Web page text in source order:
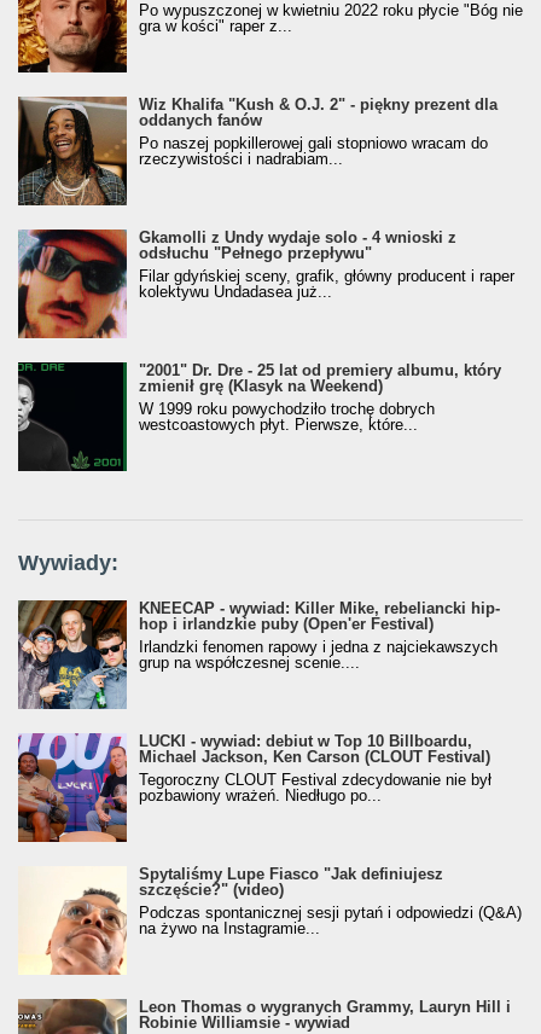
Po wypuszczonej w kwietniu 2022 roku płycie "Bóg nie
gra w kości" raper z...
Wiz Khalifa "Kush & O.J. 2" - piękny prezent dla
oddanych fanów
Po naszej popkillerowej gali stopniowo wracam do
rzeczywistości i nadrabiam...
Gkamolli z Undy wydaje solo - 4 wnioski z
odsłuchu "Pełnego przepływu"
Filar gdyńskiej sceny, grafik, główny producent i raper
kolektywu Undadasea już...
"2001" Dr. Dre - 25 lat od premiery albumu, który
zmienił grę (Klasyk na Weekend)
W 1999 roku powychodziło trochę dobrych
westcoastowych płyt. Pierwsze, które...
Wywiady:
KNEECAP - wywiad: Killer Mike, rebeliancki hip-
hop i irlandzkie puby (Open'er Festival)
Irlandzki fenomen rapowy i jedna z najciekawszych
grup na współczesnej scenie....
LUCKI - wywiad: debiut w Top 10 Billboardu,
Michael Jackson, Ken Carson (CLOUT Festival)
Tegoroczny CLOUT Festival zdecydowanie nie był
pozbawiony wrażeń. Niedługo po...
Spytaliśmy Lupe Fiasco "Jak definiujesz
szczęście?" (video)
Podczas spontanicznej sesji pytań i odpowiedzi (Q&A)
na żywo na Instagramie...
Leon Thomas o wygranych Grammy, Lauryn Hill i
Robinie Williamsie - wywiad